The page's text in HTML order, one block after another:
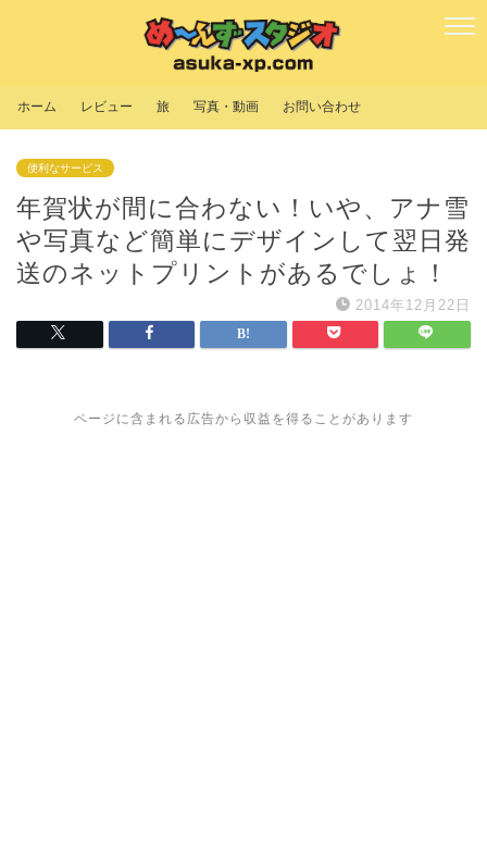
ホーム レビュー 旅 写真・動画 お問い合わせ
便利なサービス
年賀状が間に合わない！いや、アナ雪
や写真など簡単にデザインして翌日発
送のネットプリントがあるでしょ！
2014年12月22日
ページに含まれる広告から収益を得ることがあります